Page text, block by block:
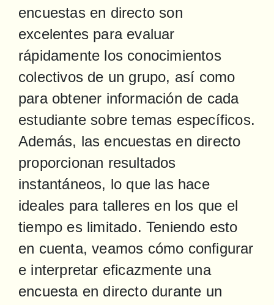
encuestas en directo son
excelentes para evaluar
rápidamente los conocimientos
colectivos de un grupo, así como
para obtener información de cada
estudiante sobre temas específicos.
Además, las encuestas en directo
proporcionan resultados
instantáneos, lo que las hace
ideales para talleres en los que el
tiempo es limitado. Teniendo esto
en cuenta, veamos cómo configurar
e interpretar eficazmente una
encuesta en directo durante un